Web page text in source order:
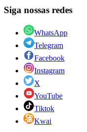
Siga nossas redes
WhatsApp
Telegram
Facebook
Instagram
X
YouTube
Tiktok
Kwai